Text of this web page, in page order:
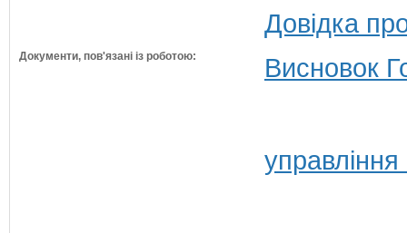
Довідка
Документи, пов'язані із роботою: Висновок